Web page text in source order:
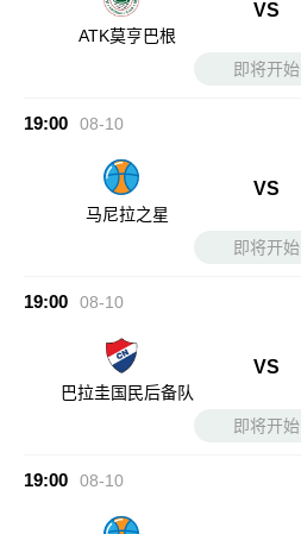
ATK莫亨巴根
VS
即将开始
19:00 08-10
马尼拉之星
VS
即将开始
19:00 08-10
巴拉圭国民后备队
VS
即将开始
19:00 08-10